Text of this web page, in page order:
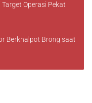
Operasi Pekat
Berknalpot Brong saat